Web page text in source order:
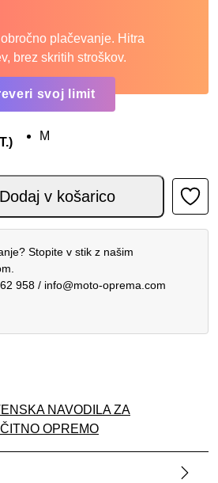
plačevanje. Hitra
brez skritih stroškov.
svoj limit
M
MAJICA količina
Dodaj v košarico
Stopite v stik z našim
958/ info@moto-oprema.com
NAVODILA ZA
OPREMO